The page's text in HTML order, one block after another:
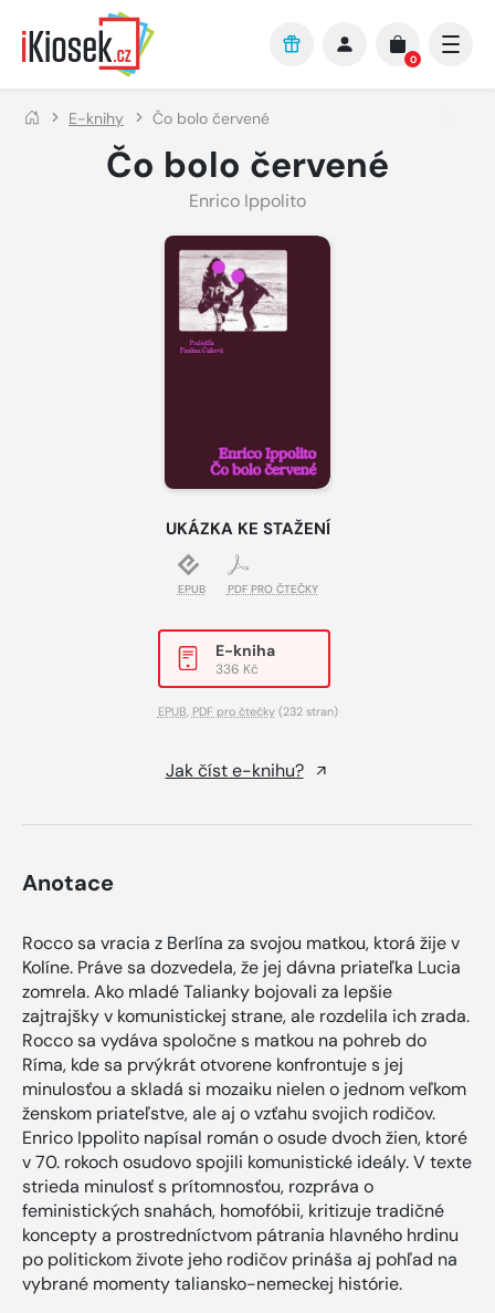
Přejít na hlavní obsah
0
E-knihy Čo bolo červené
Čo bolo červené
Enrico Ippolito
UKÁZKA KE STAŽENÍ
EPUB PDF PRO ČTEČKY
E-kniha
336 Kč
EPUB, PDF pro čtečky(232 stran)
Jak číst e-knihu?
Anotace
Rocco sa vracia z Berlína za svojou matkou, ktorá žije v
Kolíne. Práve sa dozvedela, že jej dávna priateľka Lucia
zomrela. Ako mladé Talianky bojovali za lepšie
zajtrajšky v komunistickej strane, ale rozdelila ich zrada.
Rocco sa vydáva spoločne s matkou na pohreb do
Ríma, kde sa prvýkrát otvorene konfrontuje s jej
minulosťou a skladá si mozaiku nielen o jednom veľkom
ženskom priateľstve, ale aj o vzťahu svojich rodičov.
Enrico Ippolito napísal román o osude dvoch žien, ktoré
v 70. rokoch osudovo spojili komunistické ideály. V texte
strieda minulosť s prítomnosťou, rozpráva o
feministických snahách, homofóbii, kritizuje tradičné
koncepty a prostredníctvom pátrania hlavného hrdinu
po politickom živote jeho rodičov prináša aj pohľad na
vybrané momenty taliansko-nemeckej histórie.